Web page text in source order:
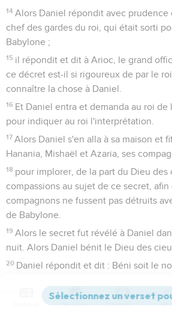
14 Alors Daniel répondit avec prudence
chef des gardes du roi, qui était sorti
Babylone ;
15 il répondit et dit à Arioc, le grand
ce décret est-il si rigoureux de par le
connaître la chose à Daniel.
16 Et Daniel entra et demanda au roi
pour indiquer au roi l'interprétation.
17 Alors Daniel s'en alla à sa maison et
Hanania, Mishaël et Azaria, ses
18 pour implorer, de la part du Dieu des
compassions au sujet de ce secret,
compagnons ne fussent pas détruits
de Babylone.
19 Alors le secret fut révélé à Daniel
nuit. Alors Daniel bénit le Dieu des
20 Daniel répondit et dit : Béni soit le
et c'est lui qui change les temps et
Versions Commentaires